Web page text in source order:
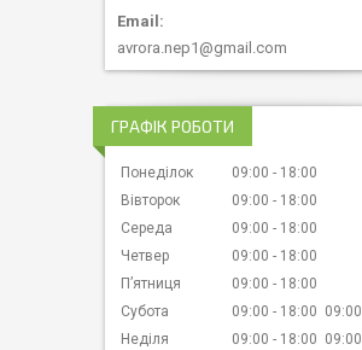
avrora.nep1@gmail.com
ГРАФІК РОБОТИ
Понеділок 09:00
18:00
Вівторок
09:00
18:00
Середа
09:00
18:00
Четвер
09:00
18:00
Пʼятниця
09:00
18:00
Субота
09:00 18:00 09:00
Неділя
09:00 18:00 09:00